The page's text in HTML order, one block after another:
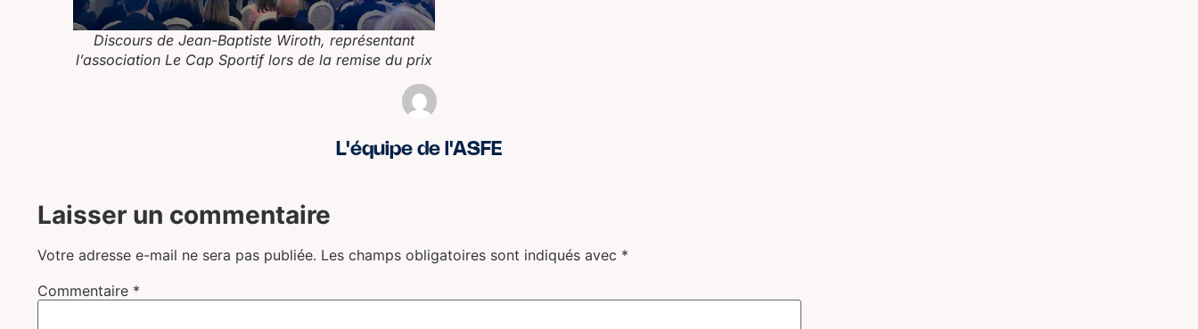
Discours de Jean-Baptiste Wiroth, représentant
l’association Le Cap Sportif lors de la remise du prix
L'équipe de l'ASFE
Laisser un commentaire
Votre adresse e-mail ne sera pas publiée. Les champs obligatoires sont indiqués avec *
Commentaire *